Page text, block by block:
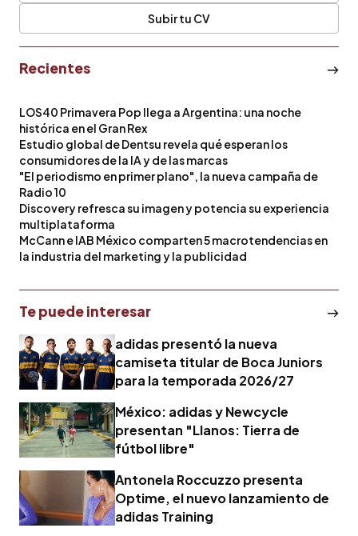
Subir tu CV
Recientes
LOS40 Primavera Pop llega a Argentina: una noche
histórica en el Gran Rex
Estudio global de Dentsu revela qué esperan los
consumidores de la IA y de las marcas
"El periodismo en primer plano", la nueva campaña de
Radio 10
Discovery refresca su imagen y potencia su experiencia
multiplataforma
McCann e IAB México comparten 5 macrotendencias en
la industria del marketing y la publicidad
Te puede interesar
adidas presentó la nueva
camiseta titular de Boca Juniors
para la temporada 2026/27
México: adidas y Newcycle
presentan "Llanos: Tierra de
fútbol libre"
Antonela Roccuzzo presenta
Optime, el nuevo lanzamiento de
adidas Training